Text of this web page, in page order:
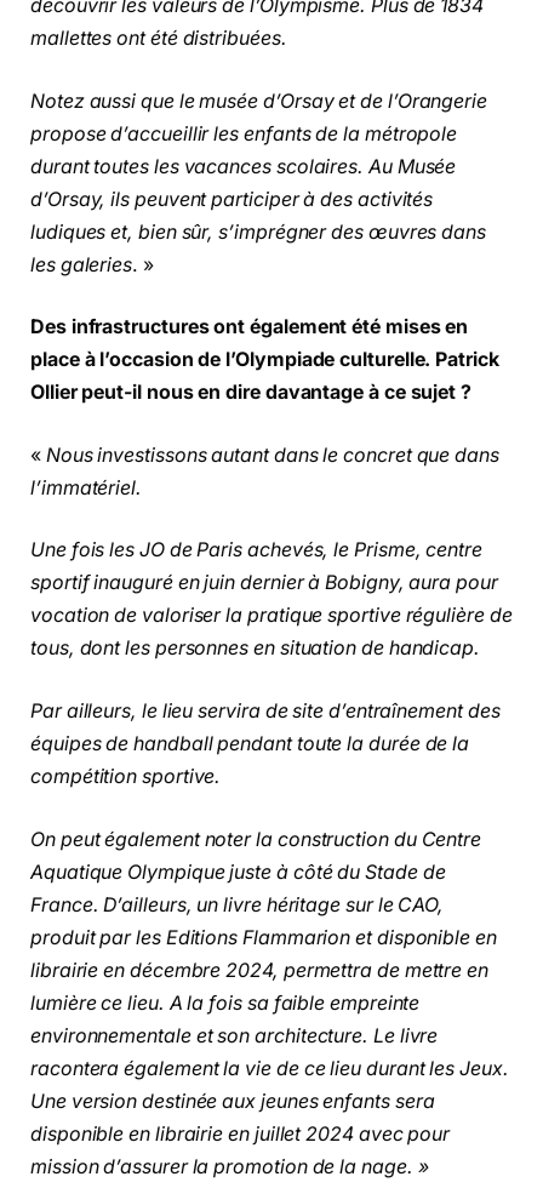
découvrir les valeurs de l’Olympisme. Plus de 1834
mallettes ont été distribuées.
Notez aussi que le musée d’Orsay et de l’Orangerie
propose d’accueillir les enfants de la métropole
durant toutes les vacances scolaires. Au Musée
d’Orsay, ils peuvent participer à des activités
ludiques et, bien sûr, s’imprégner des œuvres dans
les galeries. »
Des infrastructures ont également été mises en
place à l’occasion de l’Olympiade culturelle. Patrick
Ollier peut-il nous en dire davantage à ce sujet ?
« Nous investissons autant dans le concret que dans
l’immatériel.
Une fois les JO de Paris achevés, le Prisme, centre
sportif inauguré en juin dernier à Bobigny, aura pour
vocation de valoriser la pratique sportive régulière de
tous, dont les personnes en situation de handicap.
Par ailleurs, le lieu servira de site d’entraînement des
équipes de handball pendant toute la durée de la
compétition sportive.
On peut également noter la construction du Centre
Aquatique Olympique juste à côté du Stade de
France. D’ailleurs, un livre héritage sur le CAO,
produit par les Editions Flammarion et disponible en
librairie en décembre 2024, permettra de mettre en
lumière ce lieu. A la fois sa faible empreinte
environnementale et son architecture. Le livre
racontera également la vie de ce lieu durant les Jeux.
Une version destinée aux jeunes enfants sera
disponible en librairie en juillet 2024 avec pour
mission d’assurer la promotion de la nage. »